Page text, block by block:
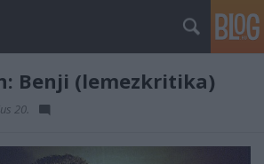
Benji (lemezkritika)
20.